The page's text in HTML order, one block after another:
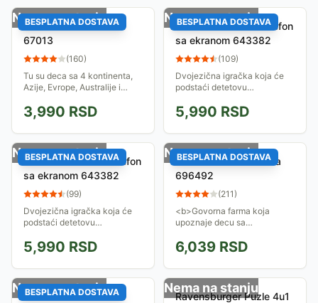
BESPLATNA DOSTAVA
Nema na stanju
Chicco Muzički avion
67013
(160)
Tu su deca sa 4 kontinenta,
Azije, Evrope, Australije i
svako od njih će se
predstaviti različitom
pesmicom.Javiće se...
3,990 RSD
BESPLATNA DOSTAVA
Nema na stanju
Chicco Edukativni telefon
sa ekranom 643382
(109)
Dvojezična igračka koja će
podstaći detetovu
komunikaciju. Telefon ima
bazu sa osvetljenim ekranom
i tastaturom i mobilnu...
5,990 RSD
BESPLATNA DOSTAVA
Nema na stanju
Chicco Edukativni telefon
sa ekranom 643382
(99)
Dvojezična igračka koja će
podstaći detetovu
komunikaciju. Telefon ima
bazu sa osvetljenim ekranom
i tastaturom i mobilnu...
5,990 RSD
BESPLATNA DOSTAVA
Nema na stanju
Chicco Govorna Farma
696492
(211)
<b>Govorna farma koja
upoznaje decu sa
glasovima, uči ih bojama i
brojevima. Za decu od 9
meseci.</b>
6,039 RSD
BESPLATNA DOSTAVA
Nema na stanju
Chicco - Modo Music
Nema na stanju
Ravensburger Puzle 4u1